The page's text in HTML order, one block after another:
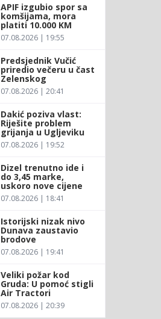
APIF izgubio spor sa
komšijama, mora
platiti 10.000 KM
07.08.2026 | 19:55
Predsjednik Vučić
priredio večeru u čast
Zelenskog
07.08.2026 | 20:41
Dakić poziva vlast:
Riješite problem
grijanja u Ugljeviku
07.08.2026 | 19:52
Dizel trenutno ide i
do 3,45 marke,
uskoro nove cijene
07.08.2026 | 18:41
Istorijski nizak nivo
Dunava zaustavio
brodove
07.08.2026 | 19:41
Veliki požar kod
Gruda: U pomoć stigli
Air Tractori
07.08.2026 | 20:39